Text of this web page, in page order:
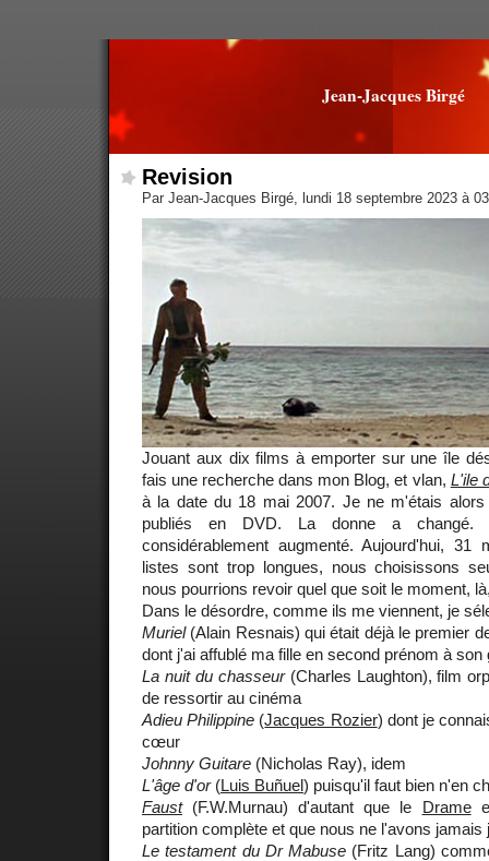
Jean-Jacques Birgé
Revision
Par Jean-Jacques Birgé, lundi 18 septembre 2023 à
Jouant aux dix films à emporter sur une île
fais une recherche dans mon Blog, et vlan, L'ile
à la date du 18 mai 2007. Je ne m'étais
publiés en DVD. La donne a changé.
considérablement augmenté. Aujourd'hui, 31
listes sont trop longues, nous choisissons
nous pourrions revoir quel que soit le moment,
Dans le désordre, comme ils me viennent, je
Muriel(Alain Resnais) qui était déjà le premier
dont j'ai affublé ma fille en second prénom à son
La nuit du chasseur(Charles Laughton), film
de ressortir au cinéma
Adieu Philippine (Jacques Rozier) dont je
cœur
Johnny Guitare (Nicholas Ray), idem
L'âge d'or(Luis Buñuel) puisqu'il faut bien n'en
Faust(F.W.Murnau) d'autant que le Drame
partition complète et que nous ne l'avons jamais
Le testament du Dr Mabuse (Fritz Lang)